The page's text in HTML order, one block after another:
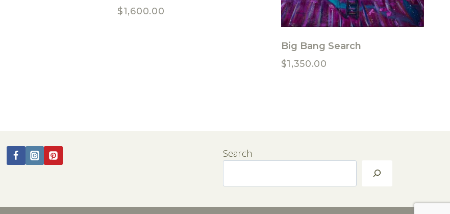
$1,600.00
Big Bang Search
$1,350.00
Search